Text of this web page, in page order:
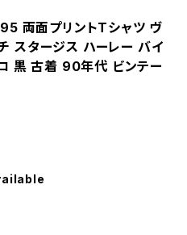
両面プリントTシャツ ヴ
スタージス ハーレー バイ
黒 古着 90年代 ビンテー